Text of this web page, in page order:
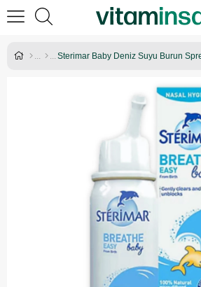
Sterimar Baby Deniz Suyu Burun